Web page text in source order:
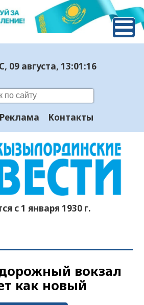
, 09 августа, 13:01:16
Реклама Контакты
с 1 января 1930 г.
вокзал
как новый